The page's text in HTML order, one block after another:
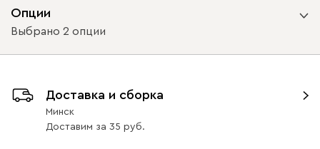
Опции
Выбрано 2 опции
без доводчиков с доводчиками
Доставка и сборка
Минск
Доставим за 35